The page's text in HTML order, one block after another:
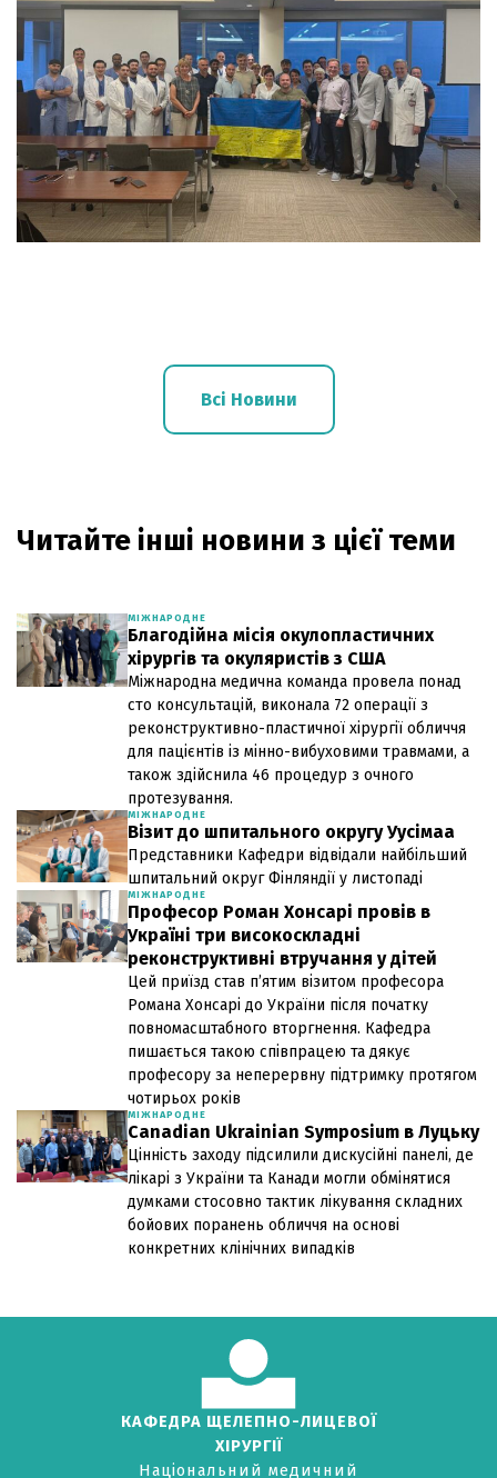
Всі Новини
Читайте інші новини з цієї теми
МІЖНАРОДНЕ
Благодійна місія окулопластичних
хірургів та окуляристів з США
Міжнародна медична команда провела понад
сто консультацій, виконала 72 операції з
реконструктивно-пластичної хірургії обличчя
для пацієнтів із мінно-вибуховими травмами, а
також здійснила 46 процедур з очного
протезування.
МІЖНАРОДНЕ
Візит до шпитального округу Уусімаа
Представники Кафедри відвідали найбільший
шпитальний округ Фінляндії у листопаді
МІЖНАРОДНЕ
Професор Роман Хонсарі провів в
Україні три високоскладні
реконструктивні втручання у дітей
Цей приїзд став п’ятим візитом професора
Романа Хонсарі до України після початку
повномасштабного вторгнення. Кафедра
пишається такою співпрацею та дякує
професору за неперервну підтримку протягом
чотирьох років
МІЖНАРОДНЕ
Canadian Ukrainian Symposium в Луцьку
Цінність заходу підсилили дискусійні панелі, де
лікарі з України та Канади могли обмінятися
думками стосовно тактик лікування складних
бойових поранень обличчя на основі
конкретних клінічних випадків
КАФЕДРА ЩЕЛЕПНО-ЛИЦЕВОЇ
ХІРУРГІЇ
Національний медичний